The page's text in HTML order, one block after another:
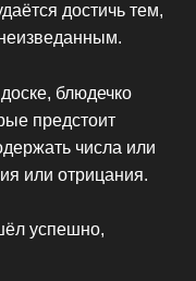
достичь тем,
блюдечко
предстоит
числа или
или отрицания.
успешно,